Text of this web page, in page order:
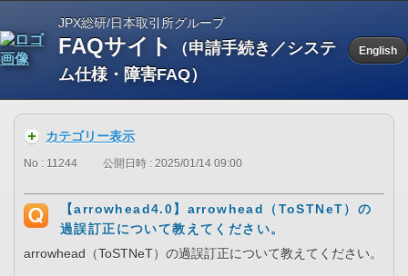
JPX総研/日本取引所グループ
FAQサイト
（申請手続き／システ
ム仕様・障害FAQ）
English
カテゴリー表示
No : 11244 公開日時 : 2025/01/14 09:00
【arrowhead4.0】arrowhead（ToSTNeT）の
過誤訂正について教えてください。
arrowhead（ToSTNeT）の過誤訂正について教えてください。